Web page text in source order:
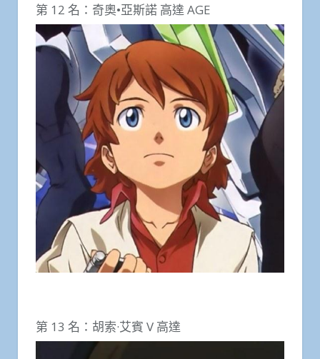
第 12 名：奇奧•亞斯諾 高達 AGE
第 13 名：胡索·艾賓 V 高達